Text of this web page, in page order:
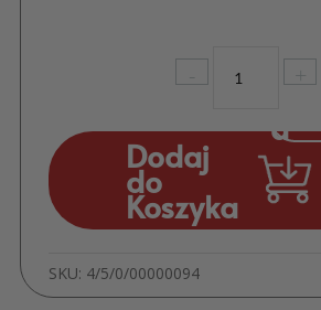
-
Podziękowanie
Rodziców
Zielone
Życia,
Serca
+
Dodaj
do
Koszyka
SKU: 4/5/0/00000094